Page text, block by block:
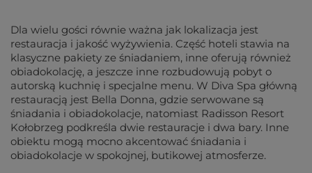
Dla wielu gości równie ważna jak lokalizacja jest
restauracja i jakość wyżywienia. Część hoteli stawia na
klasyczne pakiety ze śniadaniem, inne oferują również
obiadokolację, a jeszcze inne rozbudowują pobyt o
autorską kuchnię i specjalne menu. W Diva Spa główną
restauracją jest Bella Donna, gdzie serwowane są
śniadania i obiadokolacje, natomiast Radisson Resort
Kołobrzeg podkreśla dwie restauracje i dwa bary. Inne
obiektu mogą mocno akcentować śniadania i
obiadokolacje w spokojnej, butikowej atmosferze.